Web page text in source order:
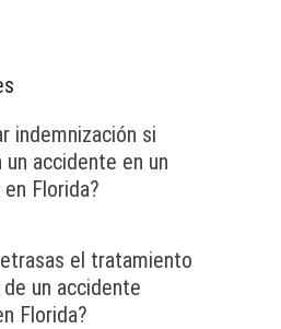
indemnización si
accidente en un
Florida?
el tratamiento
un accidente
Florida?